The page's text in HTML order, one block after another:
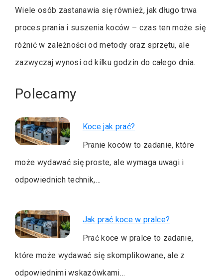
Wiele osób zastanawia się również, jak długo trwa
proces prania i suszenia koców – czas ten może się
różnić w zależności od metody oraz sprzętu, ale
zazwyczaj wynosi od kilku godzin do całego dnia.
Polecamy
Koce jak prać?
Pranie koców to zadanie, które
może wydawać się proste, ale wymaga uwagi i
odpowiednich technik,…
Jak prać koce w pralce?
Prać koce w pralce to zadanie,
które może wydawać się skomplikowane, ale z
odpowiednimi wskazówkami…